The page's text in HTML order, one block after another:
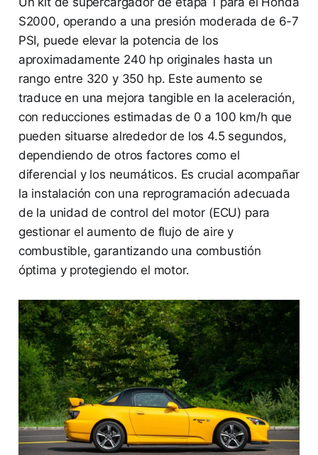
S2000, operando a una presión moderada de 6-7
PSI, puede elevar la potencia de los
aproximadamente 240 hp originales hasta un
rango entre 320 y 350 hp. Este aumento se
traduce en una mejora tangible en la aceleración,
con reducciones estimadas de 0 a 100 km/h que
pueden situarse alrededor de los 4.5 segundos,
dependiendo de otros factores como el
diferencial y los neumáticos. Es crucial acompañar
la instalación con una reprogramación adecuada
de la unidad de control del motor (ECU) para
gestionar el aumento de flujo de aire y
combustible, garantizando una combustión
óptima y protegiendo el motor.